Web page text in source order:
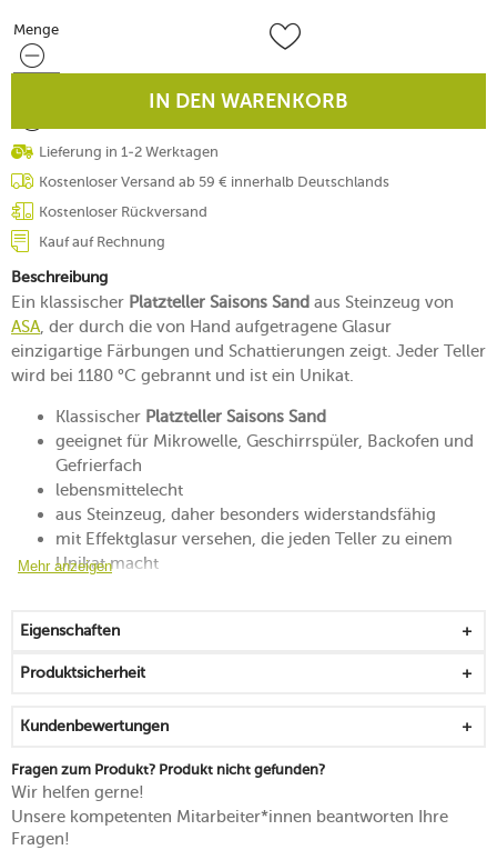
Menge
Menge
IN DEN WARENKORB
Lieferung in 1-2 Werktagen
Kostenloser Versand ab 59 € innerhalb Deutschlands
Kostenloser Rückversand
Kauf auf Rechnung
Beschreibung
Ein klassischer Platzteller Saisons Sand aus Steinzeug von
ASA, der durch die von Hand aufgetragene Glasur
einzigartige Färbungen und Schattierungen zeigt. Jeder Teller
wird bei 1180 °C gebrannt und ist ein Unikat.
Klassischer Platzteller Saisons Sand
geeignet für Mikrowelle, Geschirrspüler, Backofen und
Gefrierfach
lebensmittelecht
aus Steinzeug, daher besonders widerstandsfähig
mit Effektglasur versehen, die jeden Teller zu einem
Unikat macht
Mehr anzeigen
Eigenschaften
Produktsicherheit
Kundenbewertungen
Fragen zum Produkt? Produkt nicht gefunden?
Wir helfen gerne!
Unsere kompetenten Mitarbeiter*innen beantworten Ihre
Fragen!